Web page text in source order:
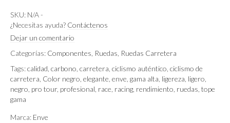
Peso
Dimensiones
Núcleo Shimano HG, Sram XDR
SKU: N/A-
¿Necesitas ayuda? Contáctenos
Dejar un comentario
Categorías: Componentes, Ruedas, Ruedas Carretera
Tags:calidad, carbono, carretera, ciclismo auténtico, ciclismo de
carretera, Color negro, elegante, enve, gama alta, ligereza, ligero,
negro, pro tour, profesional, race, racing, rendimiento, ruedas, tope
gama
Marca: Enve